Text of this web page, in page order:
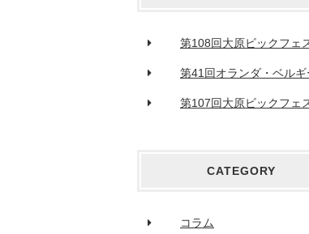
第108回大原ビックフェスティバルが終了いたし
第41回オランダ・ベルギー仕入れ
第107回大原ビックフェスティバルが終了いたし
CATEGORY
コラム